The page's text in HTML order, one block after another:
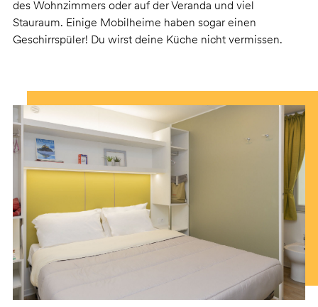
des Wohnzimmers oder auf der Veranda und viel
Stauraum. Einige Mobilheime haben sogar einen
Geschirrspüler! Du wirst deine Küche nicht vermissen.